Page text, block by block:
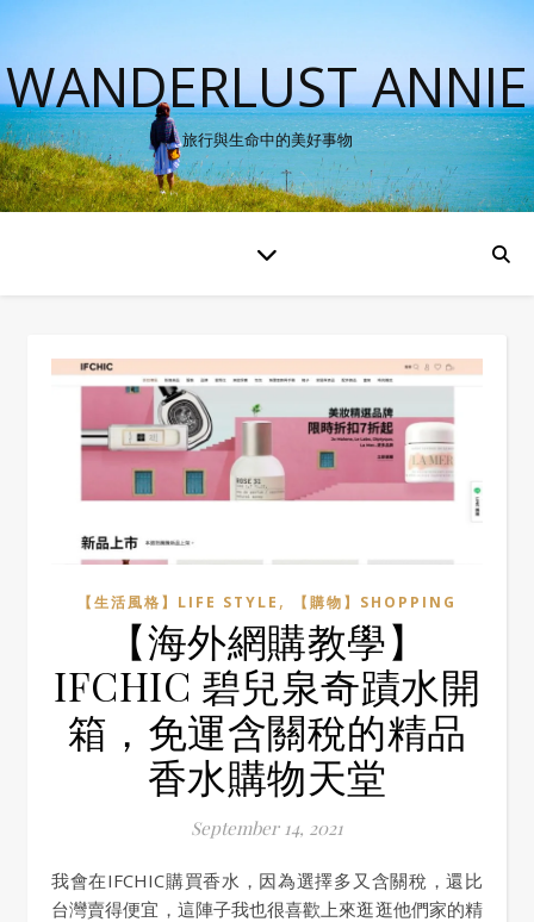
WANDERLUST ANNIE
旅行與生命中的美好事物
【生活風格】LIFE STYLE , 【購物】SHOPPING
【海外網購教學】
IFCHIC 碧兒泉奇蹟水開
箱，免運含關稅的精品
香水購物天堂
September 14, 2021
我會在IFCHIC購買香水，因為選擇多又含關稅，還比
台灣賣得便宜，這陣子我也很喜歡上來逛逛他們家的精